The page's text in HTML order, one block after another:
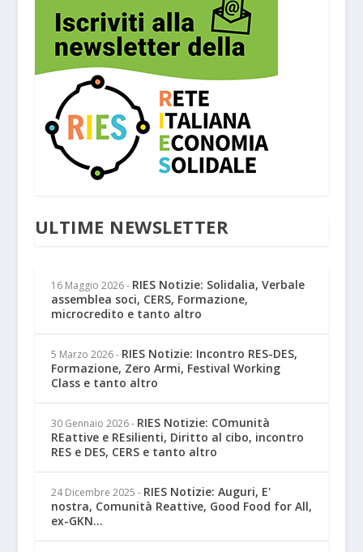
ULTIME NEWSLETTER
16 Maggio 2026 - RIES Notizie: Solidalia, Verbale
assemblea soci, CERS, Formazione,
microcredito e tanto altro
5 Marzo 2026 - RIES Notizie: Incontro RES-DES,
Formazione, Zero Armi, Festival Working
Class e tanto altro
30 Gennaio 2026 - RIES Notizie: COmunità
REattive e REsilienti, Diritto al cibo, incontro
RES e DES, CERS e tanto altro
24 Dicembre 2025 - RIES Notizie: Auguri, E'
nostra, Comunità Reattive, Good Food for All,
ex-GKN...